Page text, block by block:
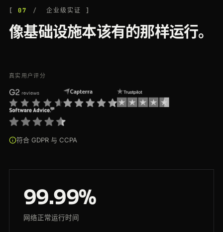
07 企业级实证
像基础设施本该有的那样运行。
真实用户评分
符合 GDPR 与 CCPA
99.99%
网络正常运行时间